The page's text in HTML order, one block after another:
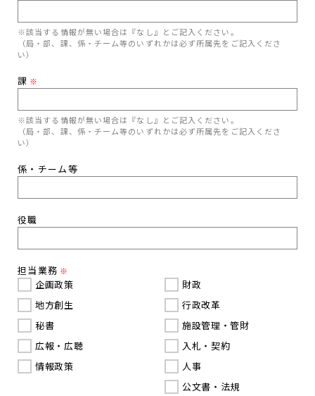
※該当する情報が無い場合は『なし』とご記入ください。
（局・部、課、係・チーム等のいずれかは必ず所属先をご記入くださ
い）
課 ※
※該当する情報が無い場合は『なし』とご記入ください。
（局・部、課、係・チーム等のいずれかは必ず所属先をご記入くださ
い）
係・チーム等
役職
担当業務 ※
企画政策
地方創生
秘書
広報・広聴
情報政策
財政
行政改革
施設管理・管財
入札・契約
人事
公文書・法規